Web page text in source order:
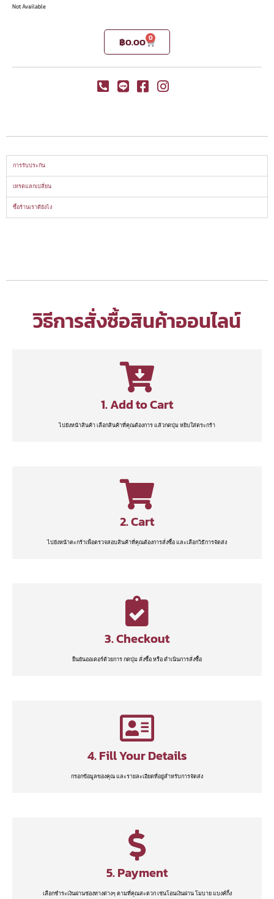
Not Available
฿0.00 0
การรับประกัน
เทรดแลกเปลี่ยน
ซื้อร้านเราดียังไง
วิธีการสั่งซื้อสินค้าออนไลน์
1. Add to Cart
ไปยังหน้าสินค้า เลือกสินค้าที่คุณต้องการ แล้วกดปุ่ม หยิบใส่ตระกร้า
2. Cart
ไปยังหน้าตะกร้าเพื่อตรวจสอบสินค้าที่คุณต้องการสั่งซื้อ และเลือกวิธีการจัดส่ง
3. Checkout
ยืนยันออเดอร์ด้วยการ กดปุ่ม สั่งซื้อ หรือ ดำเนินการสั่งซื้อ
4. Fill Your Details
กรอกข้อมูลของคุณ และรายละเอียดที่อยู่สำหรับการจัดส่ง
5. Payment
เลือกชำระเงินผ่านช่องทางต่างๆ ตามที่คุณสะดวก เช่นโอนเงินผ่าน โมบาย แบงค์กิ้ง